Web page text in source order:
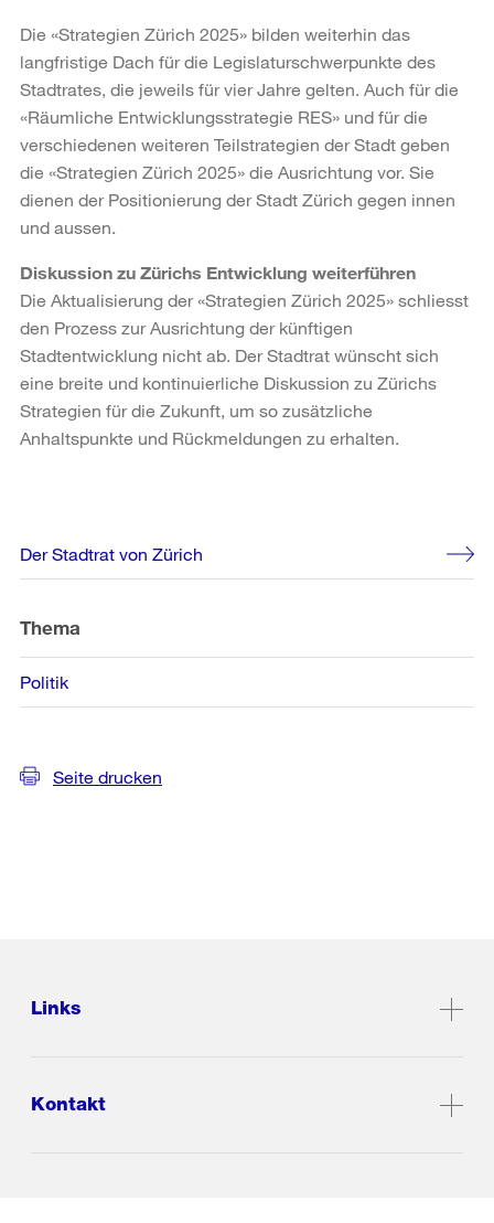
Die «Strategien Zürich 2025» bilden weiterhin das
langfristige Dach für die Legislaturschwerpunkte des
Stadtrates, die jeweils für vier Jahre gelten. Auch für die
«Räumliche Entwicklungsstrategie RES» und für die
verschiedenen weiteren Teilstrategien der Stadt geben
die «Strategien Zürich 2025» die Ausrichtung vor. Sie
dienen der Positionierung der Stadt Zürich gegen innen
und aussen.
Diskussion zu Zürichs Entwicklung weiterführen
Die Aktualisierung der «Strategien Zürich 2025» schliesst
den Prozess zur Ausrichtung der künftigen
Stadtentwicklung nicht ab. Der Stadtrat wünscht sich
eine breite und kontinuierliche Diskussion zu Zürichs
Strategien für die Zukunft, um so zusätzliche
Anhaltspunkte und Rückmeldungen zu erhalten.
Weitere
Informationen
Der Stadtrat von Zürich
Thema
Politik
Seite drucken
Links
Kontakt